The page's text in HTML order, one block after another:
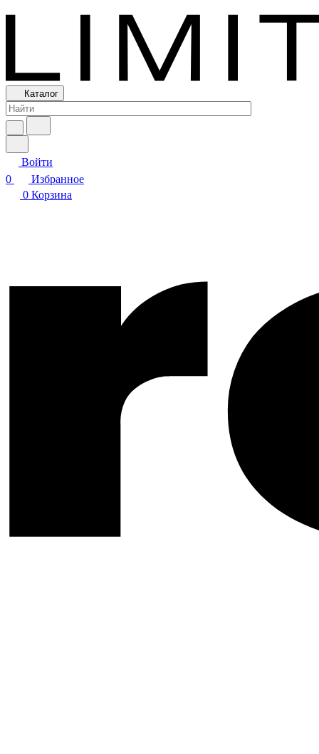
Каталог
Войти
0
Избранное
0 Корзина